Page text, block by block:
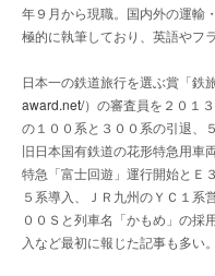
年９月から現職。国内外の運輸
極的に執筆しており、英語やフ
日本一の鉄道旅行を選ぶ賞「鉄
award.net/）の審査員を２０１
の１００系と３００系の引退、
旧日本国有鉄道の花形特急用車
特急「富士回遊」運行開始とＥ
５系導入、ＪＲ九州のＹＣ１系
００Ｓと列車名「かもめ」の採
入など最初に報じた記事も多い。